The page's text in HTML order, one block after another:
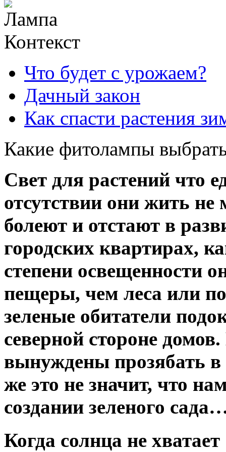
Контекст
Что будет с урожаем?
Дачный закон
Как спасти растения
Какие фитолампы
Свет для растений что
отсутствии они жить не
болеют и отстают в
городских квартирах,
степени освещенности
пещеры, чем леса или
зеленые обитатели
северной стороне
вынуждены прозябать в
же это не значит, что
создании зеленого
Когда солнца не хватает